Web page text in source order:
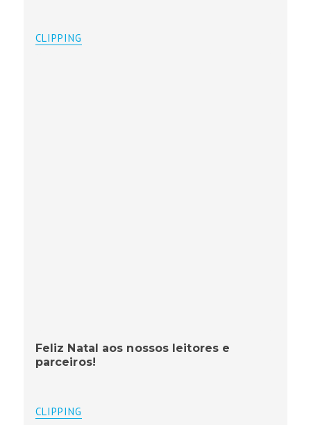
CLIPPING
Feliz Natal aos nossos leitores e
parceiros!
CLIPPING